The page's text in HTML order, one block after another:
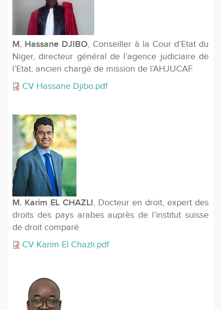
M. Hassane DJIBO, Conseiller à la Cour d’Etat du
Niger, directeur général de l’agence judiciaire de
l’Etat, ancien chargé de mission de l’AHJUCAF
CV Hassane Djibo.pdf
M. Karim EL CHAZLI, Docteur en droit, expert des
droits des pays arabes auprès de l’institut suisse
de droit comparé
CV Karim El Chazli.pdf